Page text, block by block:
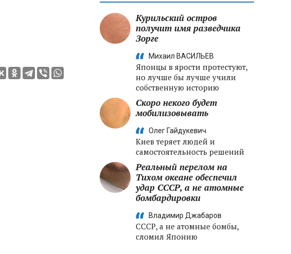
Курильский остров
получит имя разведчика
Зорге
Михаил ВАСИЛЬЕВ
Японцы в ярости протестуют,
но лучше бы лучше учили
собственную историю
Скоро некого будет
мобилизовывать
Олег Гайдукевич
Киев теряет людей и
самостоятельность решений
Реальный перелом на
Тихом океане обеспечил
удар СССР, а не атомные
бомбардировки
Владимир Джабаров
СССР, а не атомные бомбы,
сломил Японию